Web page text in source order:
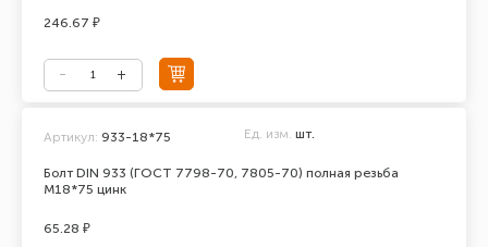
246.67 ₽
Болт DIN 933 (ГОСТ 7798-70, 7805-70) полная резьба
М18*75 цинк
Артикул: 933-18*75 Ед. изм. шт.
65.28 ₽